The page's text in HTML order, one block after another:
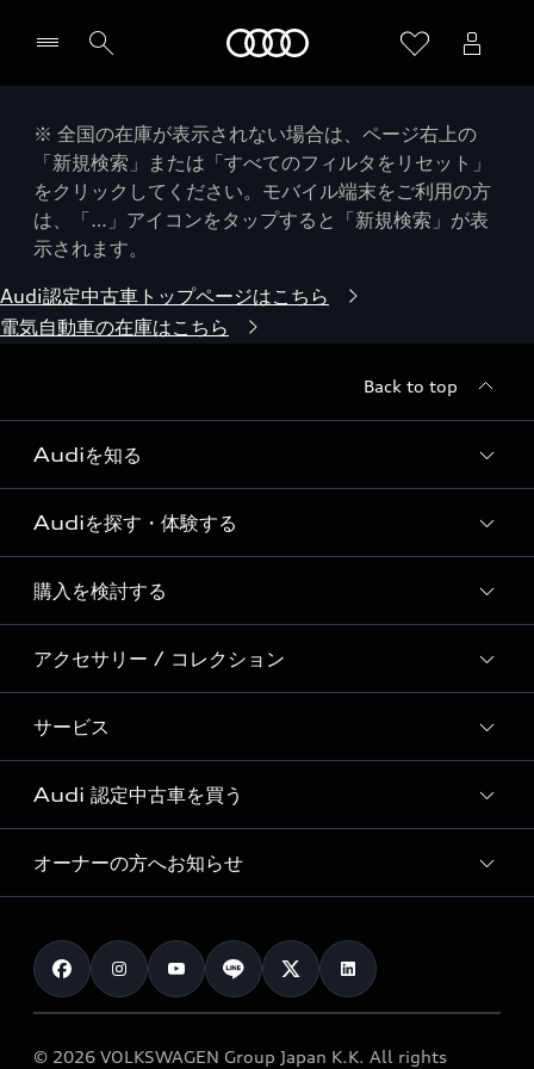
※ 全国の在庫が表示されない場合は、ページ右上の
「新規検索」または「すべてのフィルタをリセット」
をクリックしてください。モバイル端末をご利用の方
は、「…」アイコンをタップすると「新規検索」が表
示されます。
Audi認定中古車トップページはこちら
電気自動車の在庫はこちら
Back to top
Audiを知る
Audi ブランド
Story of Progress
Audi Sport
Formula 1®
デジタルサービス
Audiを探す・体験する
ディーラー検索
新車在庫検索
試乗車・展示車検索
見積り依頼
試乗予約
購入を検討する
モデル一覧
特別仕様モデル / 限定モデル
e-tronラインアップ
価格シミュレーション
車両比較
カタログ一覧
アクセサリー / コレクション
純正アクセサリー
オンラインショップ
Audi collection
アウディナビアプリ
サービス
サービス入庫予約
サービスプログラム
メンテナンス
車検 / 定期点検
e-tronアフターサポート
Audi 認定中古車を買う
Audi認定中古車
クオリティ
保証
メンテナンス
オーナーの方へお知らせ
お知らせ
オーナー様向けキャンペーン
© 2026 VOLKSWAGEN Group Japan K.K. All rights